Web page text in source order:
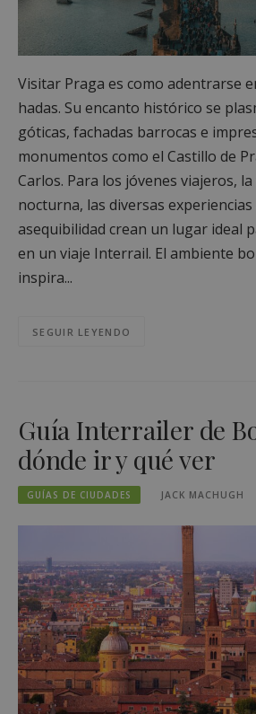
Visitar Praga es como adentrarse
hadas. Su encanto histórico se
góticas, fachadas barrocas e
monumentos como el Castillo de
Carlos. Para los jóvenes viajeros,
nocturna, las diversas
asequibilidad crean un lugar ideal
en un viaje Interrail. El ambiente
inspira...
SEGUIR LEYENDO
Guía Interrailer de
dónde ir y qué ver
GUÍAS DE CIUDADES JACK MACHUGH